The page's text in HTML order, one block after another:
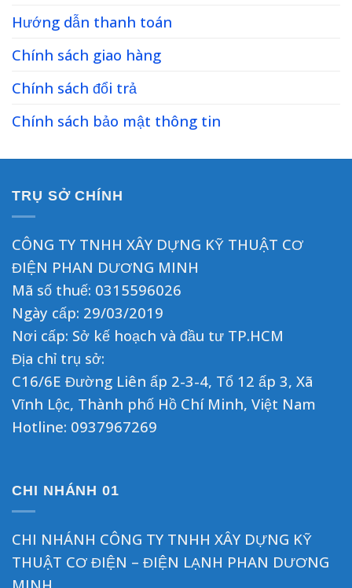
Hướng dẫn thanh toán
Chính sách giao hàng
Chính sách đổi trả
Chính sách bảo mật thông tin
TRỤ SỞ CHÍNH
CÔNG TY TNHH XÂY DỰNG KỸ THUẬT CƠ
ĐIỆN PHAN DƯƠNG MINH
Mã số thuế: 0315596026
Ngày cấp: 29/03/2019
Nơi cấp: Sở kế hoạch và đầu tư TP.HCM
Địa chỉ trụ sở:
C16/6E Đường Liên ấp 2-3-4, Tổ 12 ấp 3, Xã
Vĩnh Lộc, Thành phố Hồ Chí Minh, Việt Nam
Hotline: 0937967269
CHI NHÁNH 01
CHI NHÁNH CÔNG TY TNHH XÂY DỰNG KỸ
THUẬT CƠ ĐIỆN – ĐIỆN LẠNH PHAN DƯƠNG